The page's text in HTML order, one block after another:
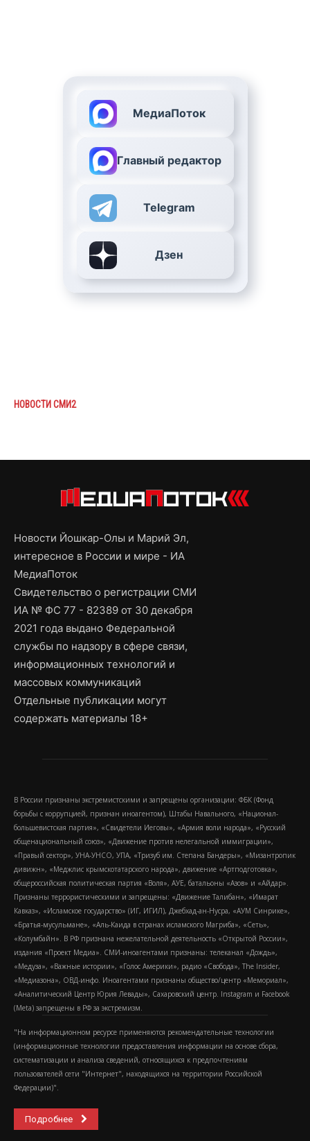
МедиаПоток
Главный редактор
Telegram
Дзен
НОВОСТИ СМИ2
Новости Йошкар-Олы и Марий Эл,
интересное в России и мире - ИА
МедиаПоток
Свидетельство о регистрации СМИ
ИА № ФС 77 - 82389 от 30 декабря
2021 года выдано Федеральной
службы по надзору в сфере связи,
информационных технологий и
массовых коммуникаций
Отдельные публикации могут
содержать материалы 18+
В России признаны экстремистскими и запрещены организации: ФБК (Фонд
борьбы с коррупцией, признан иноагентом), Штабы Навального, «Национал-
большевистская партия», «Свидетели Иеговы», «Армия воли народа», «Русский
общенациональный союз», «Движение против нелегальной иммиграции»,
«Правый сектор», УНА-УНСО, УПА, «Тризуб им. Степана Бандеры», «Мизантропик
дивижн», «Меджлис крымскотатарского народа», движение «Артподготовка»,
общероссийская политическая партия «Воля», АУЕ, батальоны «Азов» и «Айдар».
Признаны террористическими и запрещены: «Движение Талибан», «Имарат
Кавказ», «Исламское государство» (ИГ, ИГИЛ), Джебхад-ан-Нусра, «АУМ Синрике»,
«Братья-мусульмане», «Аль-Каида в странах исламского Магриба», «Сеть»,
«Колумбайн». В РФ признана нежелательной деятельность «Открытой России»,
издания «Проект Медиа». СМИ-иноагентами признаны: телеканал «Дождь»,
«Медуза», «Важные истории», «Голос Америки», радио «Свобода», The Insider,
«Медиазона», ОВД-инфо. Иноагентами признаны общество/центр «Мемориал»,
«Аналитический Центр Юрия Левады», Сахаровский центр. Instagram и Facebook
(Metа) запрещены в РФ за экстремизм.
"На информационном ресурсе применяются рекомендательные технологии
(информационные технологии предоставления информации на основе сбора,
систематизации и анализа сведений, относящихся к предпочтениям
пользователей сети "Интернет", находящихся на территории Российской
Федерации)".
Подробнее